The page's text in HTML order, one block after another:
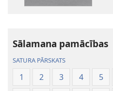
Sālamana pamācības
SATURA PĀRSKATS
1 2 3 4 5